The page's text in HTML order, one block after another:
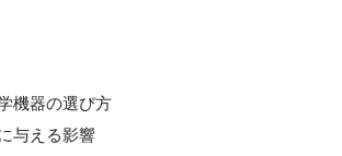
機器の選び方
与える影響